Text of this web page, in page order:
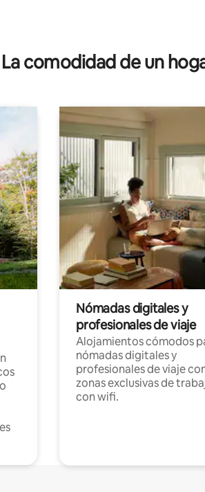
La comodidad de un
Nómadas digitales y
profesionales de viaje
Alojamientos cómodos
nómadas digitales y
profesionales de viaje
zonas exclusivas de
con wifi.